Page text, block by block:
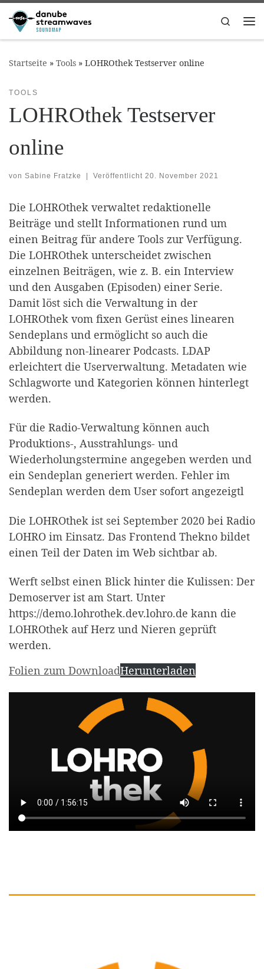
Zum Inhalt springen
Search
Startseite » Tools » LOHROthek Testserver online
TOOLS
LOHROthek Testserver
online
von Sabine Fratzke | Veröffentlicht 20. November 2021
Die LOHROthek verwaltet redaktionelle
Beiträge und stellt Informationen rund um
einen Beitrag für andere Tools zur Verfügung.
Die LOHROthek unterscheidet zwischen
einzelnen Beiträgen, wie z. B. ein Interview
und den Ausgaben (Episoden) einer Serie.
Damit löst sich die Verwaltung in der
LOHROthek vom fixen Gerüst eines linearen
Sendeplans und ermöglicht so auch die
Abbildung non-linearer Podcasts. LDAP
erleichtert die Userverwaltung. Metadaten wie
Schlagworte und Kategorien können hinterlegt
werden.
Für die Radio-Verwaltung können auch
Produktions-, Ausstrahlungs- und
Wiederholungstermine angegeben werden und
ein Sendeplan generiert werden. Fehler im
Sendeplan werden dem User sofort angezeigtl
Die LOHROthek ist sei September 2020 bei Radio
LOHRO im Einsatz. Das Frontend Thekno bildet
einen Teil der Daten im Web sichtbar ab.
Werft selbst einen Blick hinter die Kulissen: Der
Demoserver ist am Start. Unter
https://demo.lohrothek.dev.lohro.de kann die
LOHROthek auf Herz und Nieren geprüft
werden.
Folien zum DownloadHerunterladen